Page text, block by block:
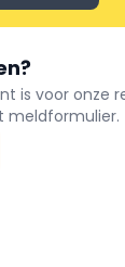
is voor onze
meldformulier.